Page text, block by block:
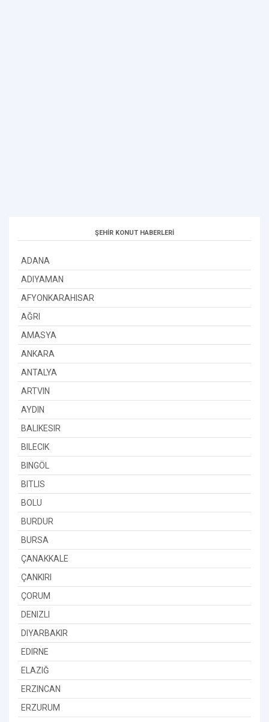
ŞEHİR KONUT HABERLERİ
ADANA
ADIYAMAN
AFYONKARAHISAR
AĞRI
AMASYA
ANKARA
ANTALYA
ARTVIN
AYDIN
BALIKESIR
BILECIK
BINGÖL
BITLIS
BOLU
BURDUR
BURSA
ÇANAKKALE
ÇANKIRI
ÇORUM
DENIZLI
DIYARBAKIR
EDIRNE
ELAZIĞ
ERZINCAN
ERZURUM